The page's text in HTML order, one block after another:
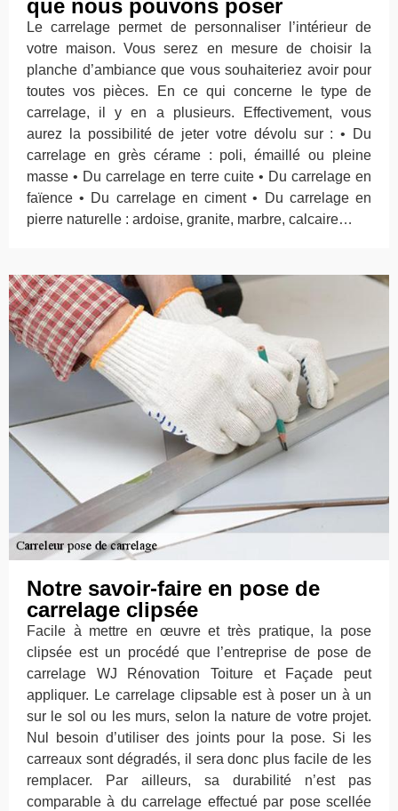
que nous pouvons poser
Le carrelage permet de personnaliser l’intérieur de
votre maison. Vous serez en mesure de choisir la
planche d’ambiance que vous souhaiteriez avoir pour
toutes vos pièces. En ce qui concerne le type de
carrelage, il y en a plusieurs. Effectivement, vous
aurez la possibilité de jeter votre dévolu sur : • Du
carrelage en grès cérame : poli, émaillé ou pleine
masse • Du carrelage en terre cuite • Du carrelage en
faïence • Du carrelage en ciment • Du carrelage en
pierre naturelle : ardoise, granite, marbre, calcaire…
Notre savoir-faire en pose de
carrelage clipsée
Facile à mettre en œuvre et très pratique, la pose
clipsée est un procédé que l’entreprise de pose de
carrelage WJ Rénovation Toiture et Façade peut
appliquer. Le carrelage clipsable est à poser un à un
sur le sol ou les murs, selon la nature de votre projet.
Nul besoin d’utiliser des joints pour la pose. Si les
carreaux sont dégradés, il sera donc plus facile de les
remplacer. Par ailleurs, sa durabilité n’est pas
comparable à du carrelage effectué par pose scellée